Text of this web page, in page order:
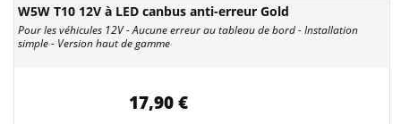
W5W T10 12V à LED canbus anti-erreur Gold
Pour les véhicules 12V - Aucune erreur au tableau de bord - Installation
simple - Version haut de gamme
17,90 €